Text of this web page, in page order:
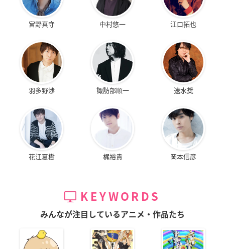
宮野真守 中村悠一 江口拓也
羽多野渉 諏訪部順一 速水奨
花江夏樹 梶裕貴 岡本信彦
KEYWORDS
みんなが注目しているアニメ・作品たち